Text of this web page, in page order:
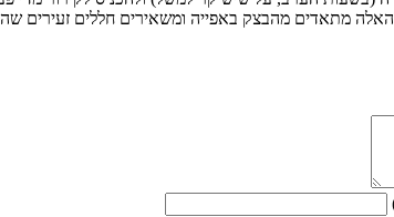
מכילות כ-20% מים. המים האלה מתאדים מהבצק באפייה